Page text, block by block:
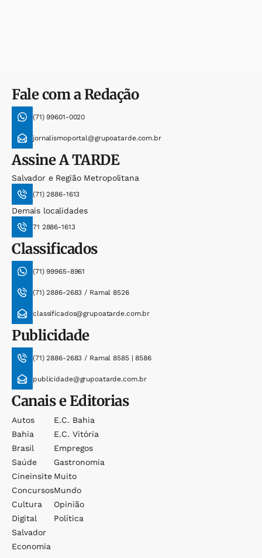
Fale com a Redação
(71) 99601-0020
jornalismoportal@grupoatarde.com.br
AssineA TARDE
Salvador e Região Metropolitana
(71) 2886-1613
Demais localidades
71 2886-1613
Classificados
(71) 99965-8961
(71) 2886-2683 / Ramal 8526
classificados@grupoatarde.com.br
Publicidade
(71) 2886-2683 / Ramal 8585 | 8586
publicidade@grupoatarde.com.br
Canais e Editorias
Autos
Bahia
Brasil
Saúde
Cineinsite
Concursos
Cultura
Digital
Salvador
Economia
E.c. Bahia
E.c. Vitória
Empregos
Gastronomia
Muito
Mundo
Opinião
Política